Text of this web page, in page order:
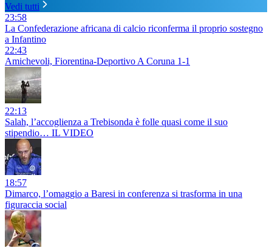
Vedi tutti
23:58
La Confederazione africana di calcio riconferma il proprio sostegno
a Infantino
22:43
Amichevoli, Fiorentina-Deportivo A Coruna 1-1
22:13
Salah, l’accoglienza a Trebisonda è folle quasi come il suo
stipendio… IL VIDEO
18:57
Dimarco, l’omaggio a Baresi in conferenza si trasforma in una
figuraccia social